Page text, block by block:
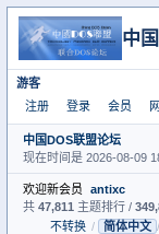
中
游客
注册
登录 会员
中国DOS联盟论坛
现在时间是 2026-08-09
欢迎新会员 antixc
共 47,811 主题排行 /
不转换 / 简体中文 /